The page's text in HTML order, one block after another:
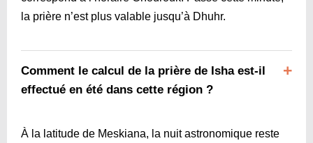
la prière n’est plus valable jusqu’à Dhuhr.
Comment le calcul de la prière de Isha est-il
effectué en été dans cette région ?
À la latitude de Meskiana, la nuit astronomique reste